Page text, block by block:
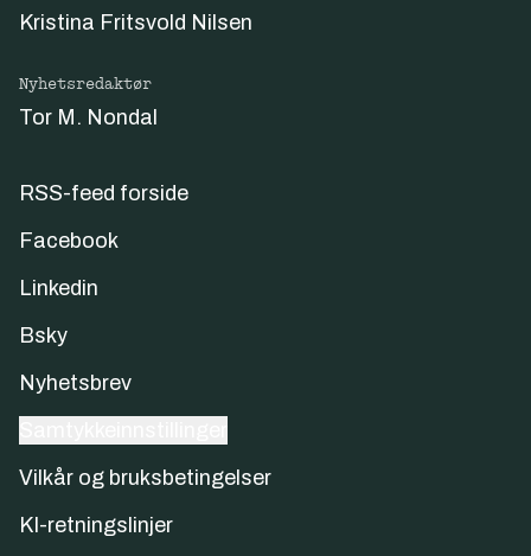
Kristina Fritsvold Nilsen
Nyhetsredaktør
Tor M. Nondal
RSS-feed forside
Facebook
Linkedin
Bsky
Nyhetsbrev
Vilkår og bruksbetingelser
KI-retningslinjer